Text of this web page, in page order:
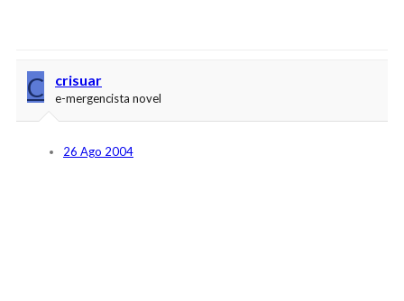
C crisuar
e-mergencista novel
26 Ago 2004